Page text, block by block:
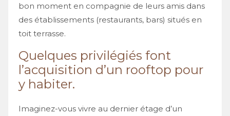
bon moment en compagnie de leurs amis dans
des établissements (restaurants, bars) situés en
toit terrasse.
Quelques privilégiés font
l’acquisition d’un rooftop pour
y habiter.
Imaginez-vous vivre au dernier étage d’un